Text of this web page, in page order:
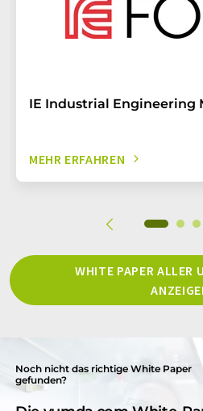
IE Industrial Engineering
MEHR ERFAHREN
WHITE PAPER ALLER
Noch nicht das richtige White Paper
gefunden?